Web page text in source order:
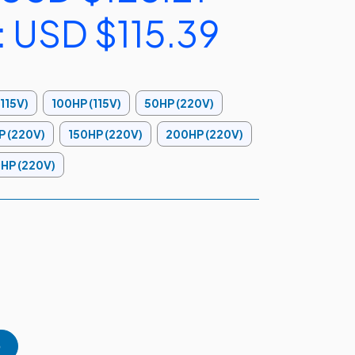
USD $115.39
100HP (115V) 50HP (220V)
(220V) 150HP (220V) 200HP (220V)
(220V)